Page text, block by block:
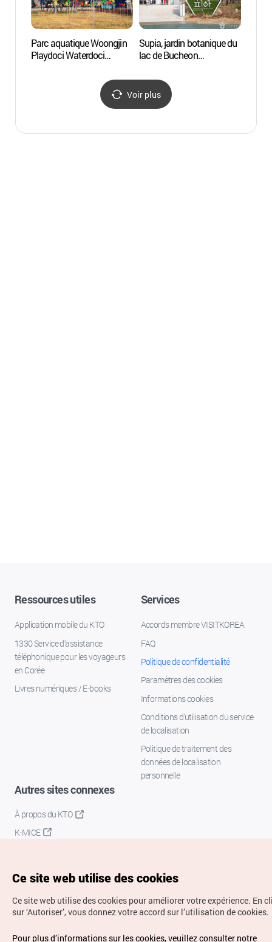
Parc aquatique Woongjin
Playdoci Waterdoci
Supia, jardin botanique du
lac de Bucheon
Voir plus
Ressources utiles
Application mobile du KTO
1330 Service d'assistance
téléphonique pour les voyageurs
en Corée
Livres numériques / E-books
Services
Accords membre VISITKOREA
FAQ
Politique de confidentialité
Paramètres des cookies
Informations cookies
Conditions d’utilisation du service
de localisation
Politique de traitement des
données de localisation
personnelle
Autres sites connexes
À propos du KTO
K-MICE
Droits d’auteur (c) Office National du Tourisme en Corée.
Ce site web utilise des cookies
Ce site web utilise des cookies pour améliorer votre expérience. En
sur ‘Autoriser’, vous donnez votre accord sur l’utilisation de cookies.
Pour plus d’informations sur les cookies, veuillez consulter notre